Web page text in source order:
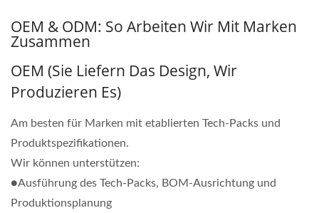
OEM & ODM: So Arbeiten Wir Mit Marken
Zusammen
OEM (Sie Liefern Das Design, Wir
Produzieren Es)
Am besten für Marken mit etablierten Tech-Packs und
Produktspezifikationen.
Wir können unterstützen:
●Ausführung des Tech-Packs, BOM-Ausrichtung und
Produktionsplanung